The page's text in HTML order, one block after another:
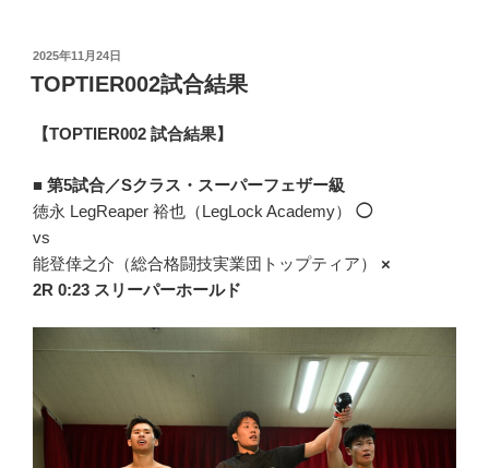
投
稿
日:
2025年11月24日
TOPTIER002試合結果
【TOPTIER002 試合結果】
■ 第5試合／Sクラス・スーパーフェザー級
徳永 LegReaper 裕也（LegLock Academy） ◯
vs
能登倖之介（総合格闘技実業団トップティア） ×
2R 0:23 スリーパーホールド